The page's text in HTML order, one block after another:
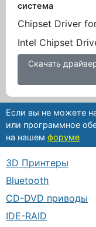
система
Chipset Driver
Intel Chipset
Скачать
Если вы не можете
или программное
на нашем форуме
3D Принтеры
Bluetooth
CD-DVD приводы
IDE-RAID